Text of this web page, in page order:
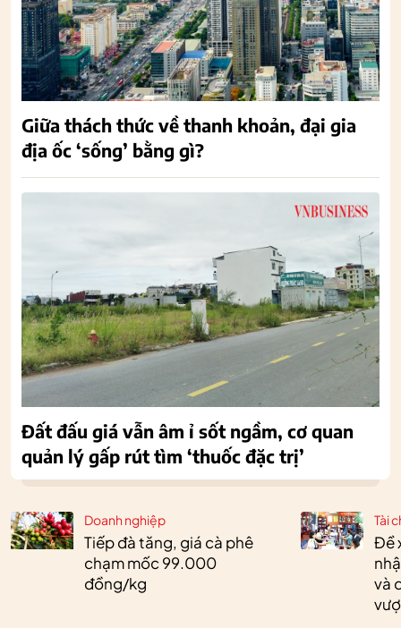
Doanh nghiệp
Tiếp đà tăng, giá cà phê
chạm mốc 99.000
đồng/kg
Tài
Đề
và
Giữa thách thức về thanh khoản, đại gia
địa ốc ‘sống’ bằng gì?
Đất đấu giá vẫn âm ỉ sốt ngầm, cơ quan
quản lý gấp rút tìm ‘thuốc đặc trị’